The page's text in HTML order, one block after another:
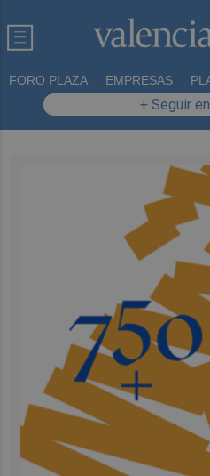
FORO PLAZA EMPRESAS
+ Seguir